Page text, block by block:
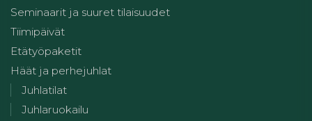
Seminaarit ja suuret tilaisuudet
Tiimipäivät
Etätyöpaketit
Häät ja perhejuhlat
Juhlatilat
Juhlaruokailu